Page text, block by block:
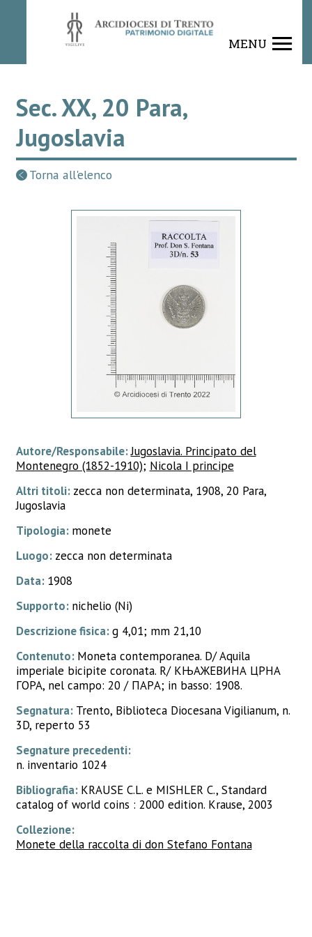
MENU
Sec. XX, 20 Para,
Jugoslavia
Torna all'elenco
Autore/Responsabile:Jugoslavia. Principato del
Montenegro (1852-1910); Nicola I principe
Altri titoli: zecca non determinata, 1908, 20 Para,
Jugoslavia
Tipologia: monete
Luogo: zecca non determinata
Data: 1908
Supporto: nichelio (Ni)
Descrizione fisica:g 4,01; mm 21,10
Contenuto: Moneta contemporanea. D/ Aquila
imperiale bicipite coronata. R/ КЊАЖЕВИНА ЦРНА
ГОРА, nel campo: 20 / ПАРA; in basso: 1908.
Segnatura: Trento, Biblioteca Diocesana Vigilianum, n.
3D, reperto 53
Segnature precedenti:
n. inventario 1024
Bibliografia: KRAUSE C.L. e MISHLER C., Standard
catalog of world coins : 2000 edition. Krause, 2003
Collezione:
Monete della raccolta di don Stefano Fontana